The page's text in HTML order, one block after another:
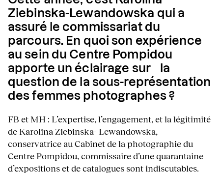
Ziebinska-Lewandowska qui a
assuré le commissariat du
parcours. En quoi son expérience
au sein du Centre Pompidou
apporte un éclairage sur la
question de la sous-représentation
des femmes photographes ?
FB et MH : L’expertise, l’engagement, et la légitimité
de Karolina Ziebinska- Lewandowska,
conservatrice au Cabinet de la photographie du
Centre Pompidou, commissaire d’une quarantaine
d’expositions et de catalogues sont indiscutables.